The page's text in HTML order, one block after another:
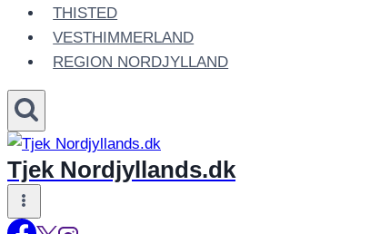
THISTED
VESTHIMMERLAND
REGION NORDJYLLAND
Tjek Nordjyllands.dk